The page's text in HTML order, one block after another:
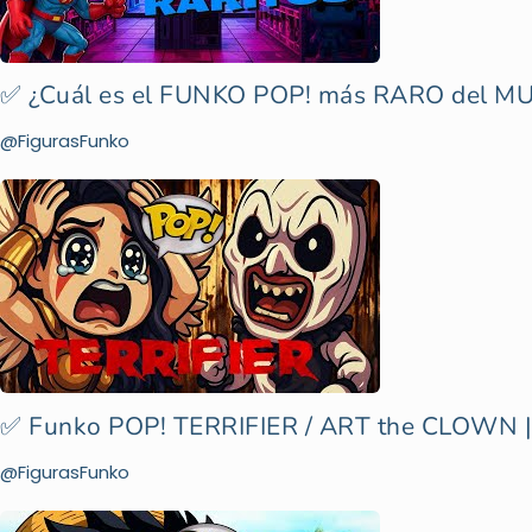
✅ ¿Cuál es el FUNKO POP! más RARO del
@FigurasFunko
✅ Funko POP! TERRIFIER / ART the
@FigurasFunko